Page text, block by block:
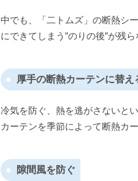
中でも、「二トムズ」の断熱シ
にできてしまう”のりの後”が残
厚手の断熱カーテンに替え
冷気を防ぐ、熱を逃がさないと
カーテンを季節によって断熱カ
隙間風を防ぐ